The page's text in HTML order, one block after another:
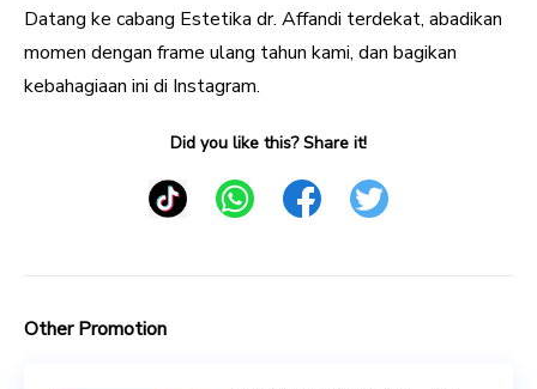
Datang ke cabang Estetika dr. Affandi terdekat, abadikan
momen dengan frame ulang tahun kami, dan bagikan
kebahagiaan ini di Instagram.
Did you like this? Share it!
Other Promotion